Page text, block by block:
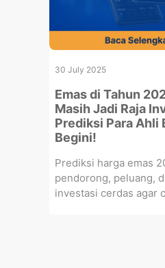
30 July 2025
Emas di Tahun
Masih Jadi Raja
Prediksi Para Ahli
Begini!
Prediksi harga emas
pendorong, peluang,
investasi cerdas agar